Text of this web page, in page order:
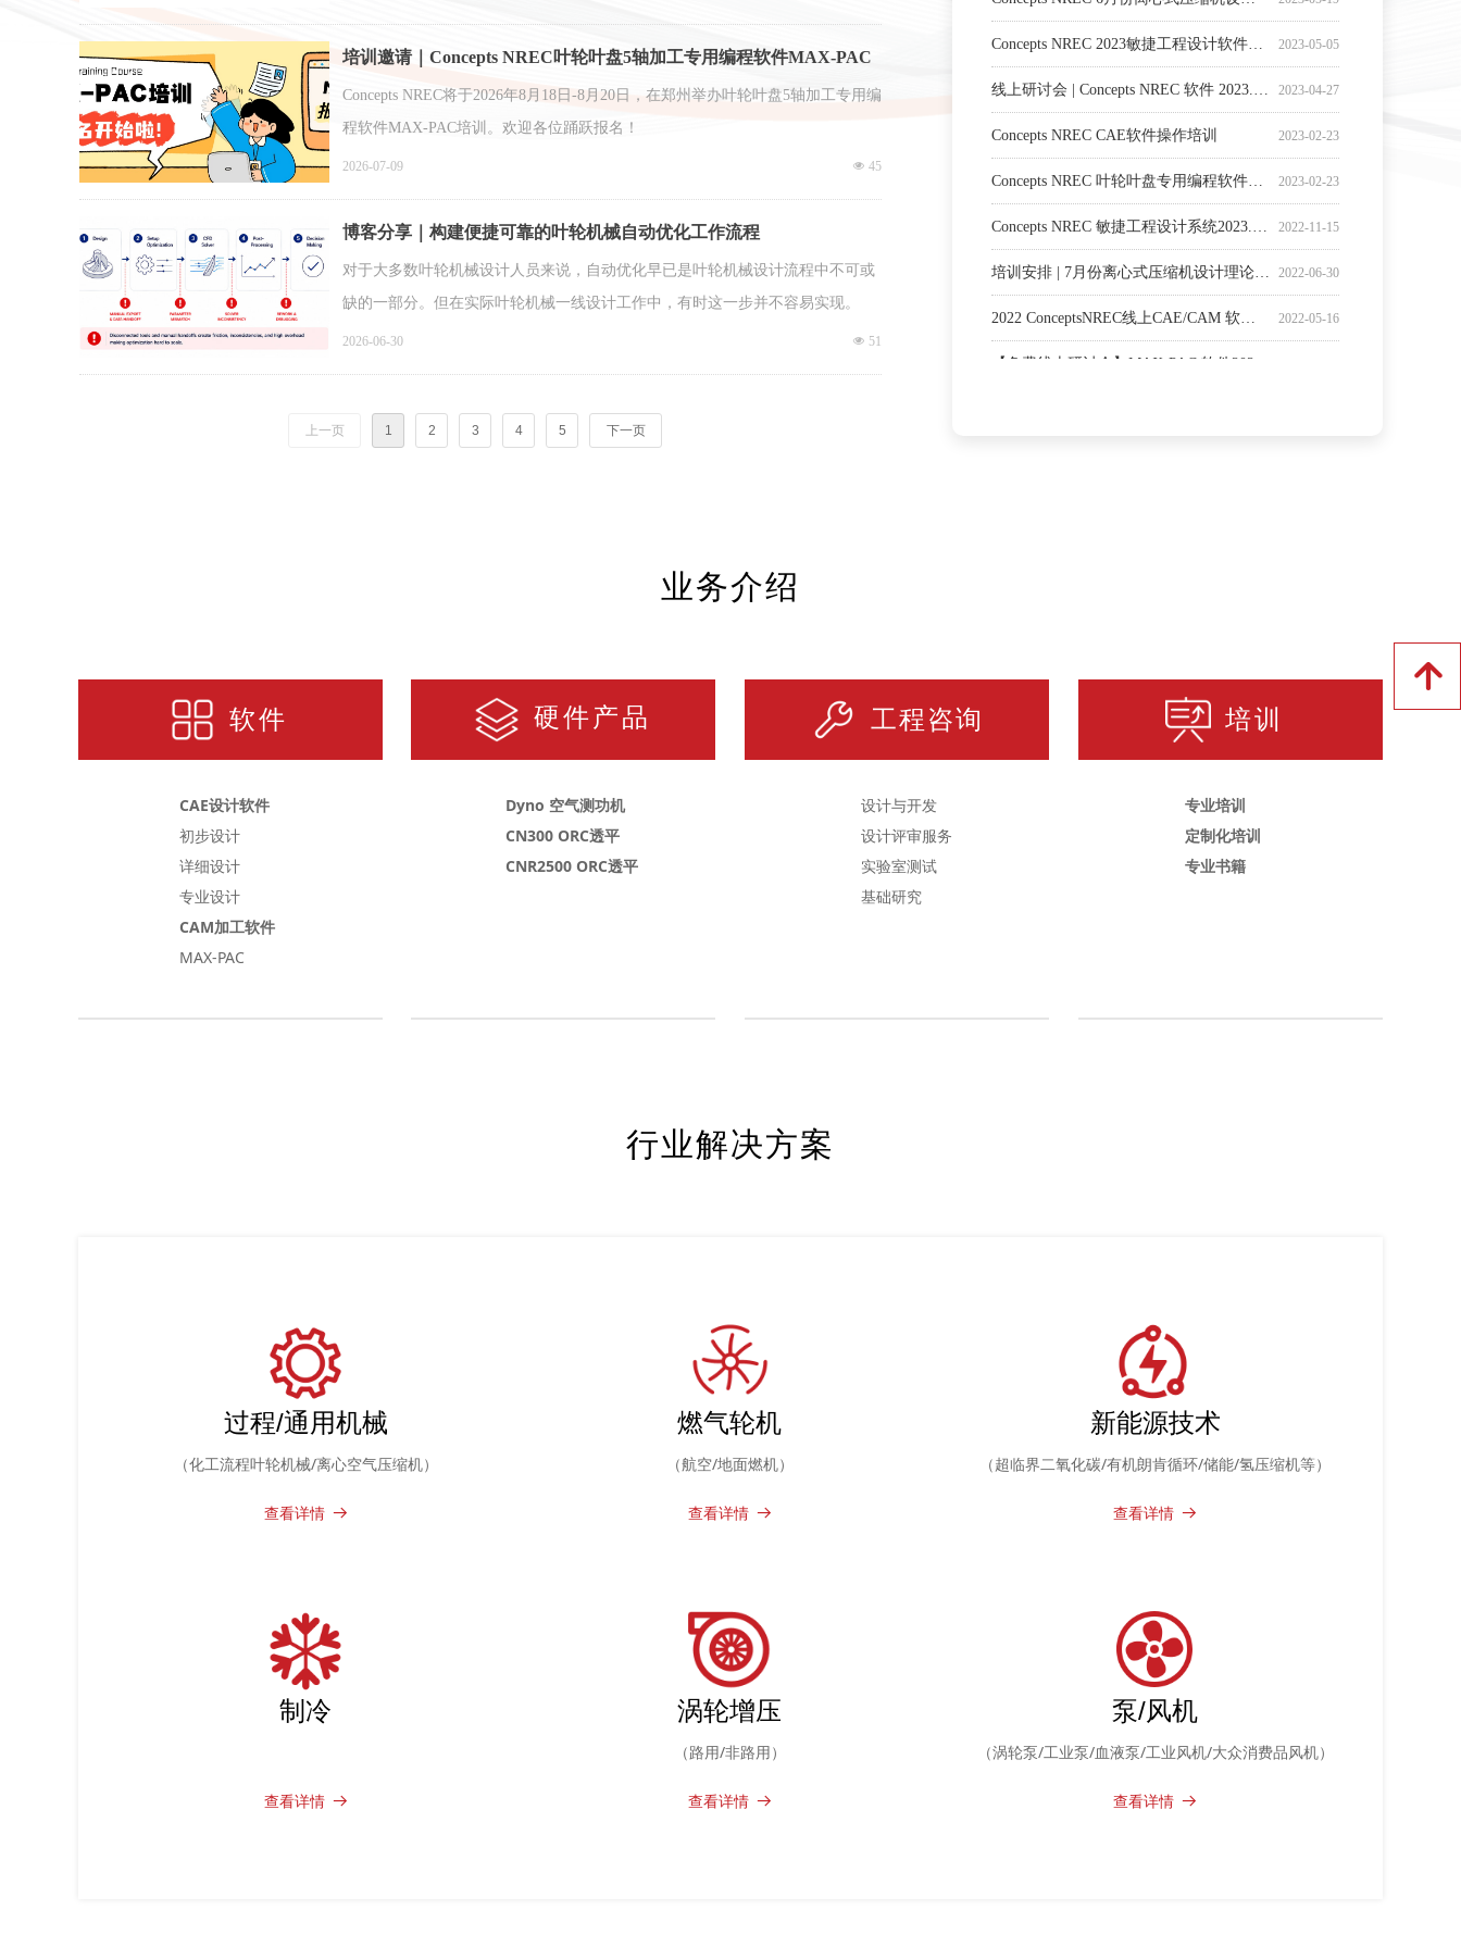
2023-05-05
2023-04-27
2023-02-23
Concepts NREC CAE软件操作培训
2023-02-23
2022-11-15
2022-06-30
2022-05-16
培训邀请｜Concepts NREC叶轮叶盘5轴加工专用编程软件MAX-PAC
培训开始啦！
Concepts NREC将于2026年8月18日-8月20日，在郑州举办叶轮叶盘5轴加工专用编
程软件MAX-PAC培训。欢迎各位踊跃报名！
넶 45
2026-07-09
博客分享｜构建便捷可靠的叶轮机械自动优化工作流程
对于大多数叶轮机械设计人员来说，自动优化早已是叶轮机械设计流程中不可或
缺的一部分。但在实际叶轮机械一线设计工作中，有时这一步并不容易实现。
넶 51
2026-06-30
上一页 1 2 3 4 5 下一页
业务介绍
工程咨询
设计与开发
设计评审服务
实验室测试
基础研究
行业解决方案
查看详情 뀠
泵/风机
（涡轮泵/工业泵/血液泵/工业风机/大众消费品风机）
查看详情 뀠
涡轮增压
（路用/非路用）
制冷
查看详情 뀠
新能源技术
（超临界二氧化碳/有机朗肯循环/储能/氢压缩机等）
查看详情 뀠
查看详情 뀠
燃气轮机
（航空/地面燃机）
查看详情 뀠
过程/通用机械
（化工流程叶轮机械/离心空气压缩机）
软件
CAE设计软件
初步设计
详细设计
专业设计
CAM加工软件
MAX-PAC
培训
专业培训
定制化培训
专业书籍
硬件产品
Dyno 空气测功机
CN300 ORC透平
CNR2500 ORC透平
녕